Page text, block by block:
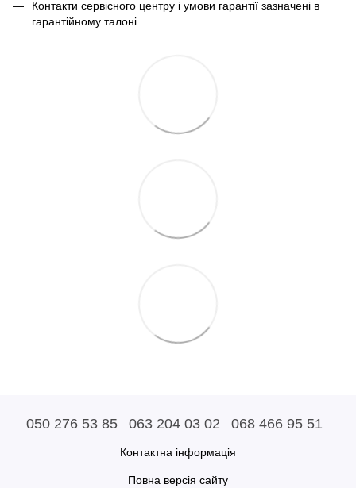
Контакти сервісного центру і умови гарантії зазначені в
гарантійному талоні
050 276 53 85 063 204 03 02 068 466 95 51
Контактна інформація
Повна версія сайту